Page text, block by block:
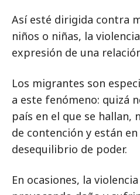
Así esté dirigida contra
niños o niñas, la
expresión de una
Los migrantes son
a este fenómeno: quizá
país en el que se hallan,
de contención y están
desequilibrio de poder.
En ocasiones, la